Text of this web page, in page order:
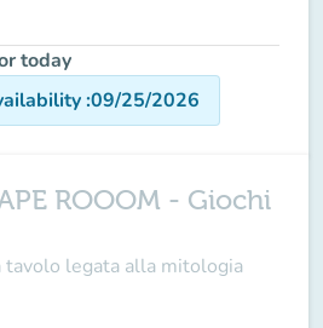
today
:09/25/2026
ROOOM - Giochi
tavolo legata alla mitologia